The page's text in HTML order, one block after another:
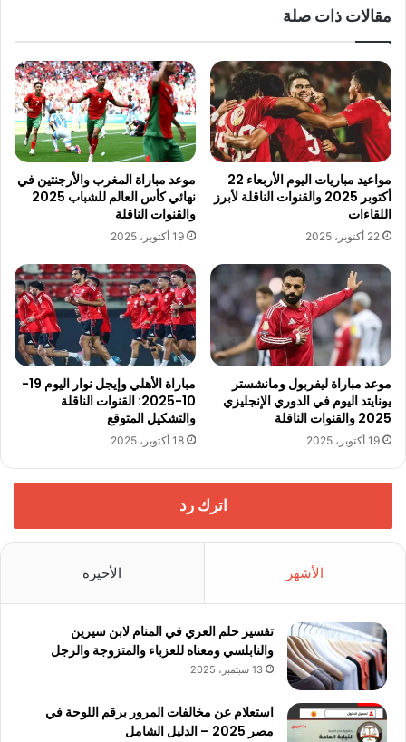
مقالات ذات صلة
مواعيد مباريات اليوم الأربعاء 22
أكتوبر 2025 والقنوات الناقلة لأبرز
اللقاءات
22 أكتوبر، 2025
موعد مباراة المغرب والأرجنتين في
نهائي كأس العالم للشباب 2025
والقنوات الناقلة
19 أكتوبر، 2025
موعد مباراة ليفربول ومانشستر
يونايتد اليوم في الدوري الإنجليزي
2025 والقنوات الناقلة
19 أكتوبر، 2025
مباراة الأهلي وإيجل نوار اليوم 19-
10-2025: القنوات الناقلة
والتشكيل المتوقع
18 أكتوبر، 2025
اترك رد
الأشهر الأخيرة
تفسير حلم العري في المنام لابن سيرين
والنابلسي ومعناه للعزباء والمتزوجة والرجل
13 سبتمبر، 2025
استعلام عن مخالفات المرور برقم اللوحة في
مصر 2025 – الدليل الشامل